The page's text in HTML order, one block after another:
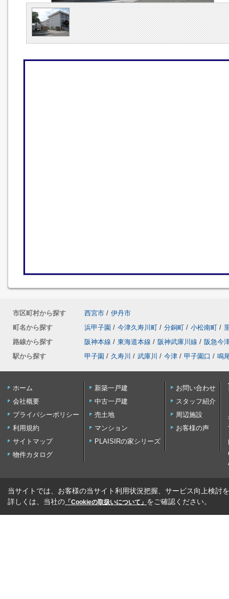
市区町村から探す 西宮市 / 伊丹市
町名から探す
浜甲子園 / 今津久寿川町 / 分銅町 / 小松南町 /
路線から探す
阪神本線 / 東海道本線 / 阪神武庫川線 / 阪急今
駅から探す
甲子園 / 久寿川 / 武庫川 / 今津 / 甲子園口 / 鳴
ホーム
会社概要
プライバシーポリシー
利用規約
サイトマップ
物件カタログ
新築一戸建
中古一戸建
売土地
マンション
PLAISIRの家シリーズ
お問い合わせ
スタッフ紹介
周辺施設
お客様の声
当サイトでは、お客様の当サイト利用状況把握、サービス向上検討
詳しくは、当社の 「Cookieの取扱いについて」 をご確認ください。